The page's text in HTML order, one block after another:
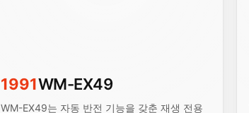
1991WM-EX49
WM-EX49는 자동 반전 기능을 갖춘 재생 전용